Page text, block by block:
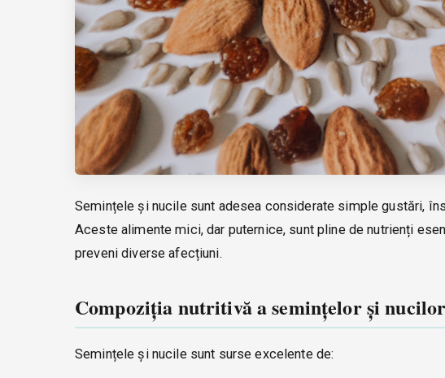
Semințele și nucile sunt adesea considerate simple gustări,
Aceste alimente mici, dar puternice, sunt pline de nutrienți
preveni diverse afecțiuni.
Compoziția nutritivă a semințelor și nucilor
Semințele și nucile sunt surse excelente de: